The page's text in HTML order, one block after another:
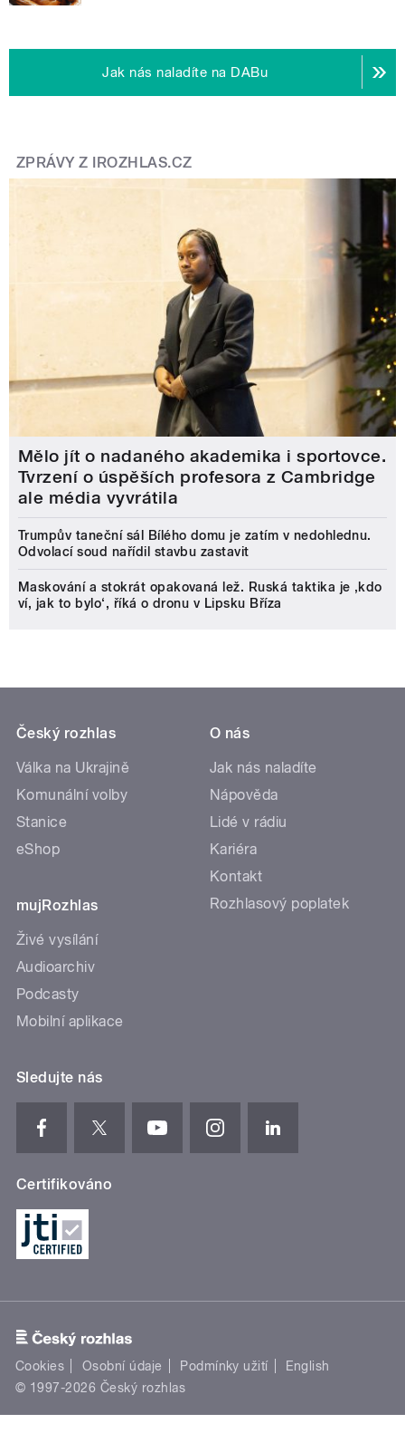
Jak nás naladíte na DABu
ZPRÁVY Z IROZHLAS.CZ
Mělo jít o nadaného akademika i sportovce.
Tvrzení o úspěších profesora z Cambridge
ale média vyvrátila
Trumpův taneční sál Bílého domu je zatím v nedohlednu.
Odvolací soud nařídil stavbu zastavit
Maskování a stokrát opakovaná lež. Ruská taktika je ‚kdo
ví, jak to bylo‘, říká o dronu v Lipsku Bříza
Český rozhlas
Válka na Ukrajině
Komunální volby
Stanice
eShop
mujRozhlas
Živé vysílání
Audioarchiv
Podcasty
Mobilní aplikace
O nás
Jak nás naladíte
Nápověda
Lidé v rádiu
Kariéra
Kontakt
Rozhlasový poplatek
Sledujte nás
Certifikováno
Cookies Osobní údaje Podmínky užití
English
© 1997-2026 Český rozhlas